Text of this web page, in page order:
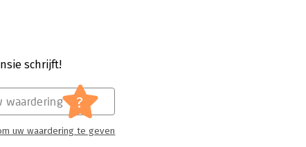
Anthony D. Williams stellen in hun boek 'Wikinomics'
voorbeeld van de eigentijdse 'wikinomics' (het woord 'wiki'
betekent 'snel') is 'Wikipedia', een enorme uit ruim vijf
kenniscontainer waar meer dan 75 000 mensen op
bijgedragen.
schrijft!
waardering ?
uw waardering te geven